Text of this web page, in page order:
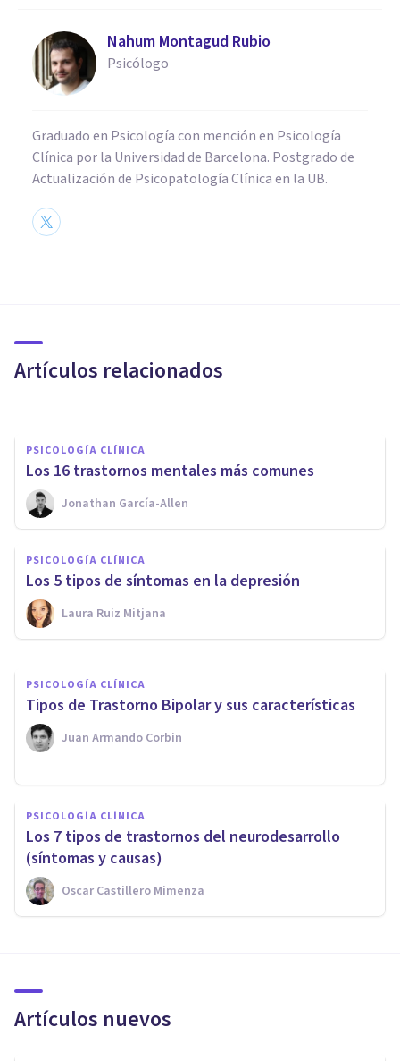
Nahum Montagud Rubio
Psicólogo
Graduado en Psicología con mención en Psicología
Clínica por la Universidad de Barcelona. Postgrado de
Actualización de Psicopatología Clínica en la UB.
Artículos relacionados
depresión de Gotlib
PSICOLOGÍA CLÍNICA
Los 16 trastornos mentales más comunes
Jonathan García-Allen
PSICOLOGÍA CLÍNICA
Los 5 tipos de síntomas en la depresión
Laura Ruiz Mitjana
PSICOLOGÍA CLÍNICA
Terrores nocturnos en adultos:
síntomas, causas y tratamiento
Nahum Montagud Rubio
PSICOLOGÍA CLÍNICA
​Tipos de Trastorno Bipolar y sus características
Juan Armando Corbin
PSICOLOGÍA CLÍNICA
Los 7 tipos de trastornos del neurodesarrollo
(síntomas y causas)
Oscar Castillero Mimenza
Artículos nuevos